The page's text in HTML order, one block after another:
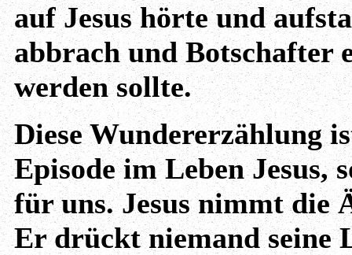
auf Jesus hörte und
abbrach und Botschafter
werden sollte.
Diese Wundererzählung
Episode im Leben Jesus,
für uns. Jesus nimmt die
Er drückt niemand seine